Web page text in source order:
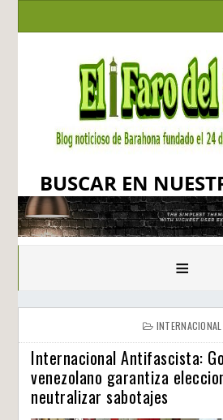
BUSCAR EN
≡
INTERNACIONAL
Internacional Antifascista:
venezolano garantiza
neutralizar sabotajes